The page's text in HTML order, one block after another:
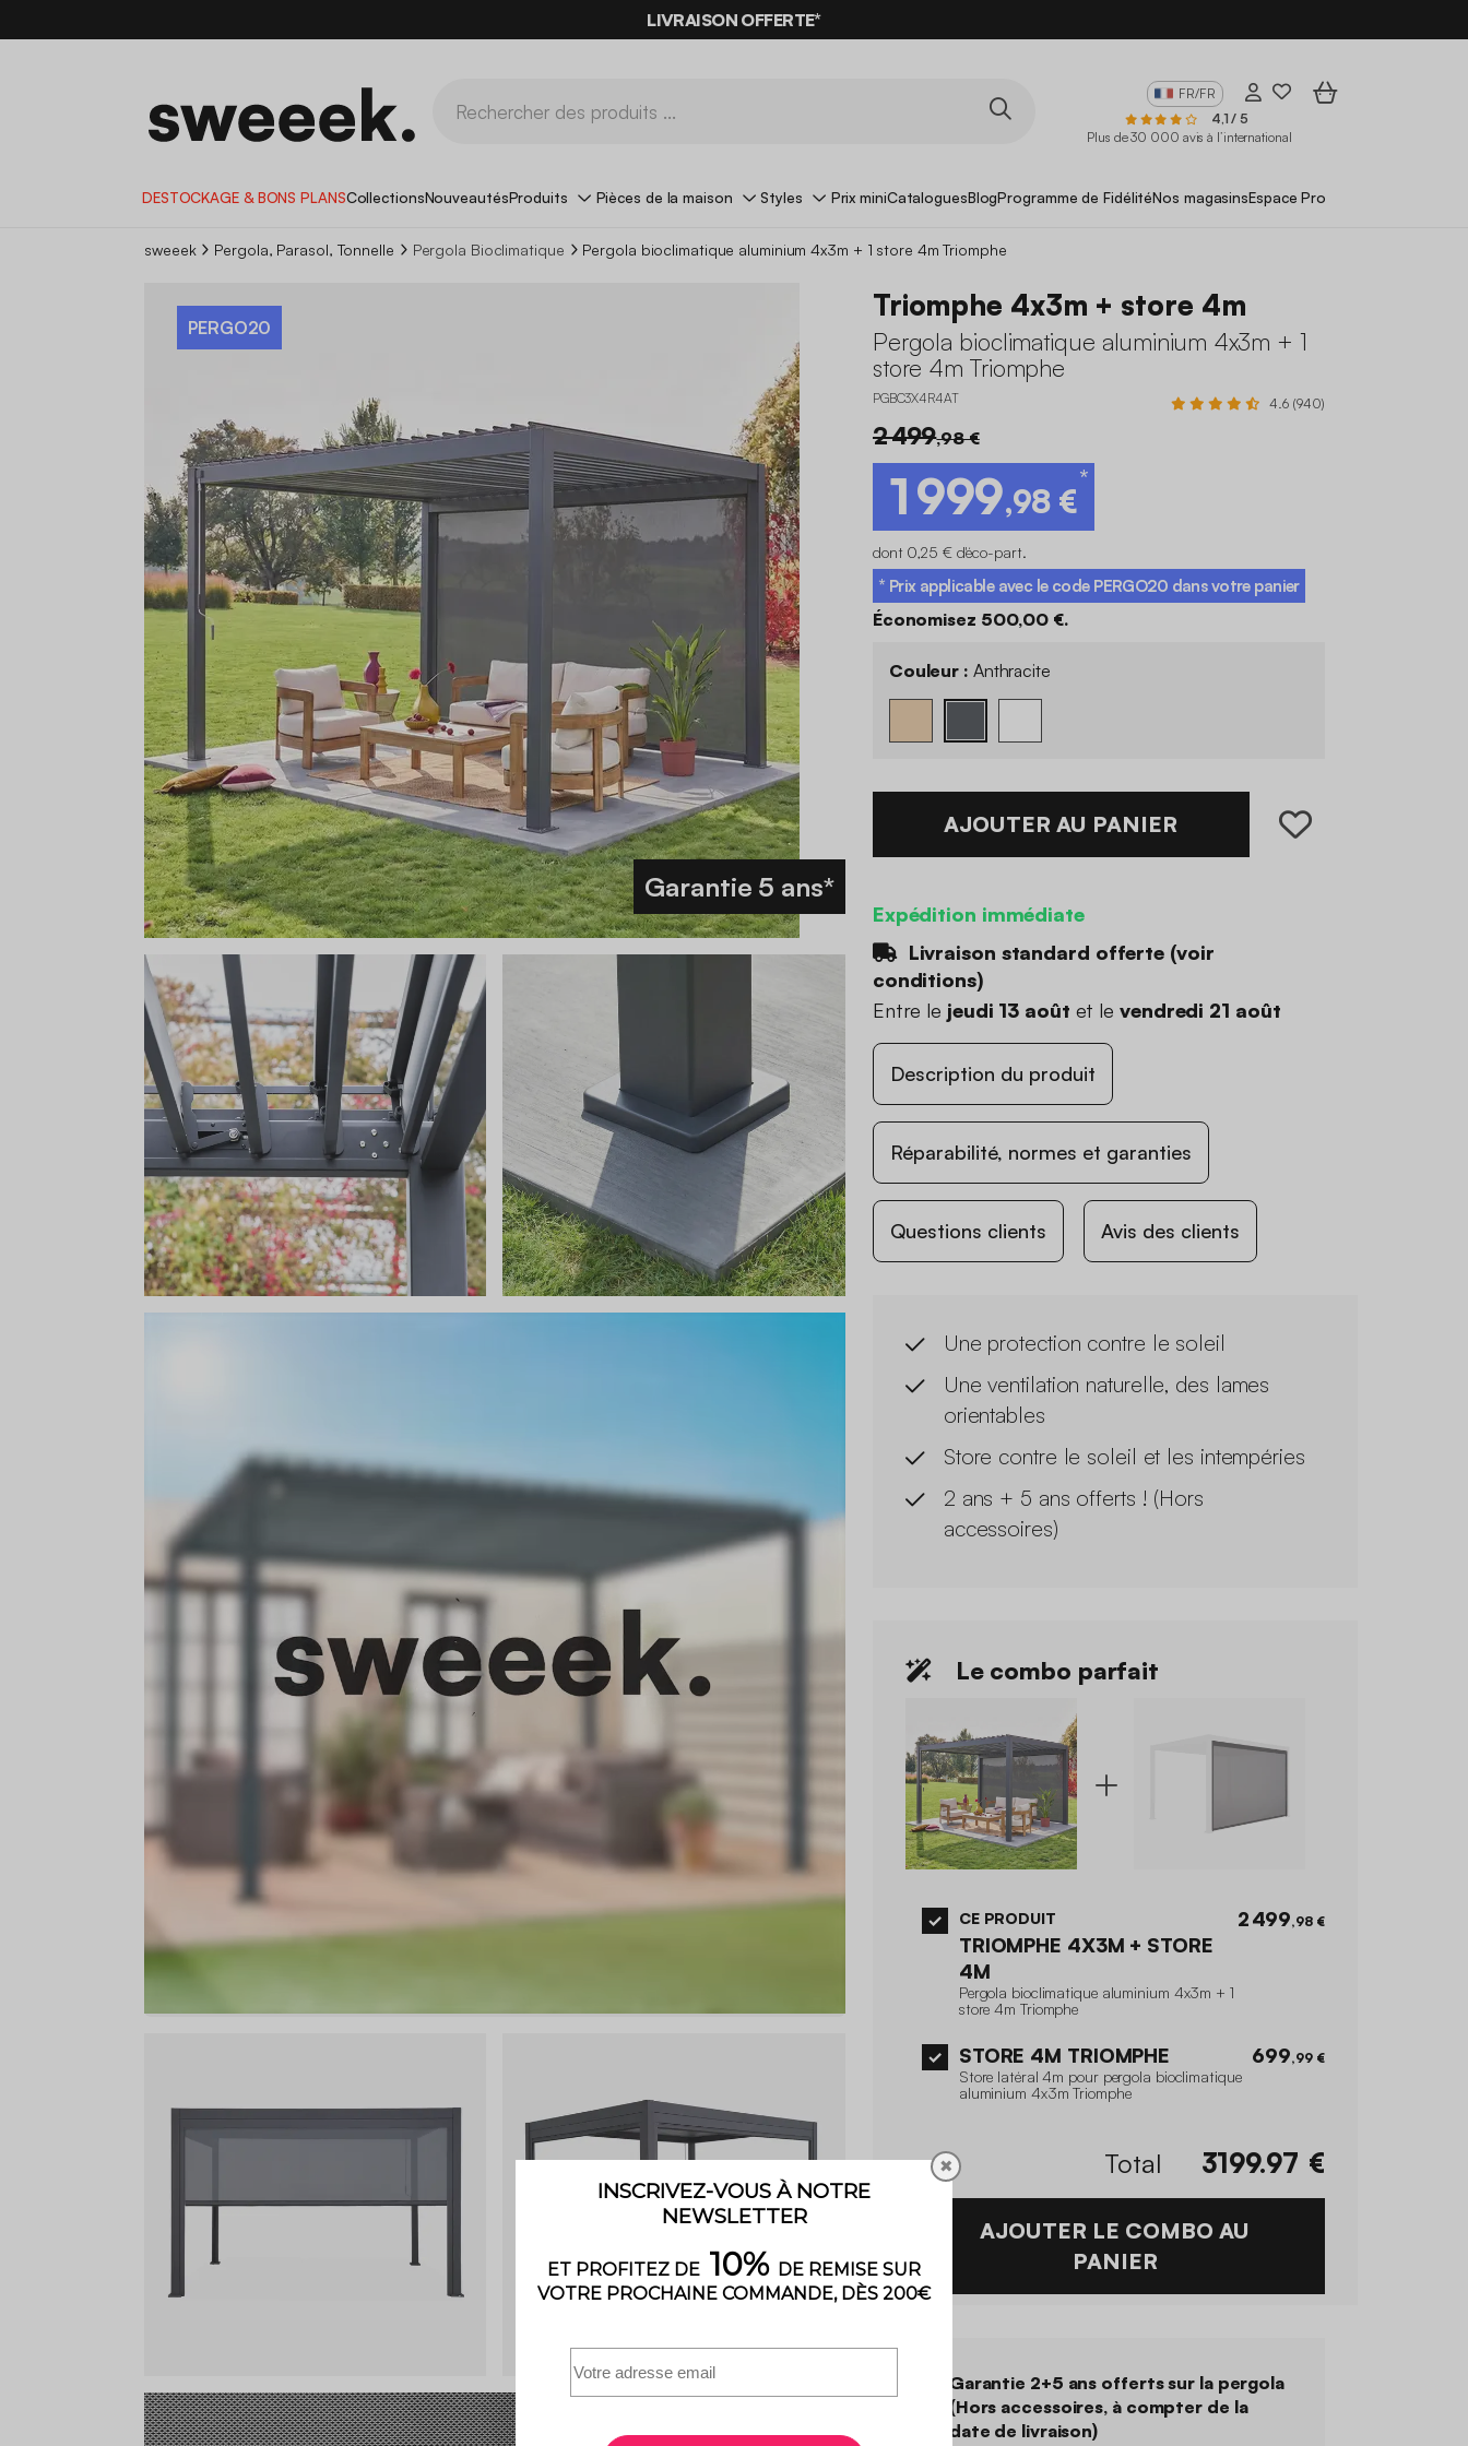
LIVRAISON OFFERTE*
FR/FR
4,1 / 5
Plus de 30 000 avis à l’international
DESTOCKAGE & BONS PLANSCollectionsNouveautésProduits Pièces de la maison Styles Prix miniCataloguesBlogProgramme de FidélitéNos magasinsEspace Pro
sweeek Pergola, Parasol, Tonnelle Pergola Bioclimatique Pergola bioclimatique aluminium 4x3m + 1 store 4m Triomphe
PERGO20
Garantie 5 ans*
Triomphe 4x3m + store 4m
Pergola bioclimatique aluminium 4x3m + 1
store 4m Triomphe
PGBC3X4R4AT 4.6 (940)
2 499,98 €
1 999,98 €
*
dont 0,25 € d'éco-part.
* Prix applicable avec le code PERGO20 dans votre panier
Économisez 500,00 €.
Couleur : Anthracite
AJOUTER AU PANIER
Expédition immédiate
Livraison standard offerte (voir
conditions)
Entre le jeudi 13 août et le vendredi 21 août
Description du produit
Réparabilité, normes et garanties
Questions clients Avis des clients
Une protection contre le soleil
Une ventilation naturelle, des lames
orientables
Store contre le soleil et les intempéries
2 ans + 5 ans offerts ! (Hors
accessoires)
Le combo parfait
CE PRODUIT
TRIOMPHE 4X3M + STORE
4M
Pergola bioclimatique aluminium 4x3m + 1
store 4m Triomphe
2 499,98 €
STORE 4M TRIOMPHE
Store latéral 4m pour pergola bioclimatique
aluminium 4x3m Triomphe
699,99 €
Total 3199.97 €
AJOUTER LE COMBO AU
PANIER
Garantie 2+5 ans offerts sur la pergola
(Hors accessoires, à compter de la
date de livraison)
✖